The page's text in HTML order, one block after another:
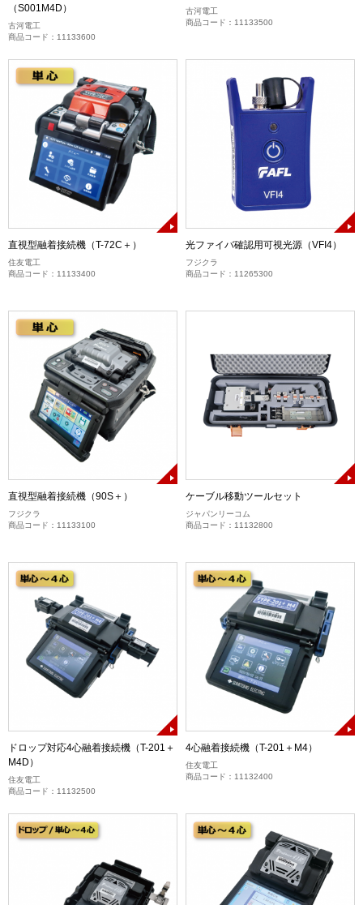
（S001M4D）
古河電工
商品コード：11133600
古河電工
商品コード：11133500
直視型融着接続機（T-72C＋）
住友電工
商品コード：11133400
光ファイバ確認用可視光源（VFI4）
フジクラ
商品コード：11265300
直視型融着接続機（90S＋）
フジクラ
商品コード：11133100
ケーブル移動ツールセット
ジャパンリーコム
商品コード：11132800
ドロップ対応4心融着接続機（T-201＋
M4D）
住友電工
商品コード：11132500
4心融着接続機（T-201＋M4）
住友電工
商品コード：11132400